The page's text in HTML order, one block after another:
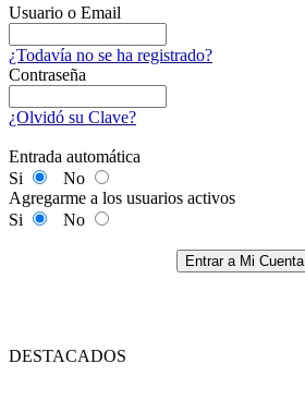
Usuario o Email
¿Todavía no se ha registrado?
Contraseña
¿Olvidó su Clave?
Entrada automática
Si
No
Agregarme a los usuarios activos
Si
No
Entrar a Mi Cuenta
DESTACADOS